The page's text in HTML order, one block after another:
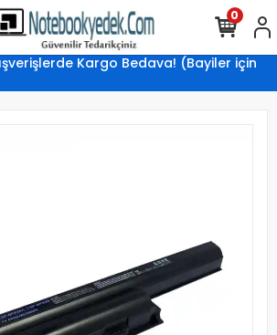
Kargo Bedava! (Bayiler için
0